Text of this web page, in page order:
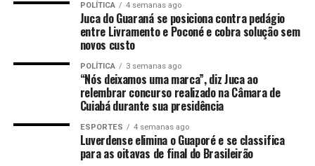
“Vemos os resultados aparecendo, como o centro de
especialidades médicas e entrega de veículos. A Saúde
básica melhorou muito nos últimos meses graças ao
envolvimento dos servidores da Secretaria Municipal de
Saúde, trazendo alívio à população na atenção
secundária, terciária, para as UPA e policlínica,
melhorando o atendimento”, analisou.
“A saúde básica está dando vazão para boa parte das
POLÍTICA 4 semanas ago
Juca do Guaraná se posiciona contra pedágio
entre Livramento e Poconé e cobra solução sem
novos custo
POLÍTICA 3 semanas ago
“Nós deixamos uma marca”, diz Juca ao
relembrar concurso realizado na Câmara de
Cuiabá durante sua presidência
ESPORTES 4 semanas ago
Luverdense elimina o Guaporé e se classifica
para as oitavas de final do Brasileirão